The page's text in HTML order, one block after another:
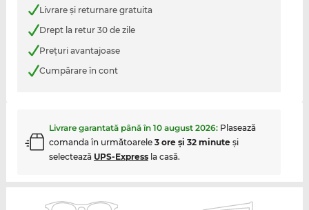
Livrare şi returnare gratuita
Drept la retur 30 de zile
Preţuri avantajoase
Cumpărare în cont
Livrare garantată până în 10 august 2026: Plasează
comanda în următoarele 3 ore şi 32 minuteşi
selectează UPS-Expressla casă.